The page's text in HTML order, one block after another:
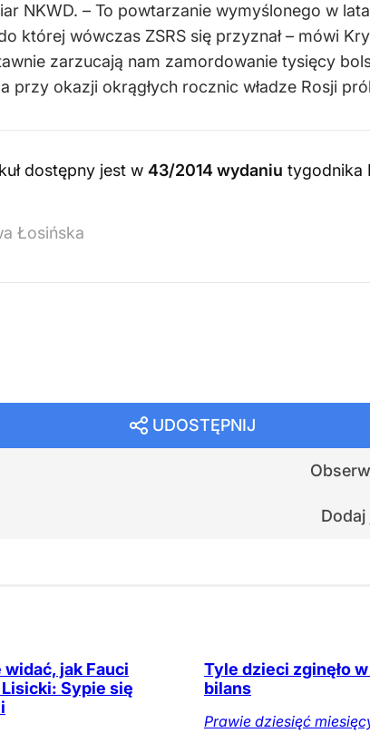
NKWD. – To powtarzanie wymyślonego w
której wówczas ZSRS się przyznał – mówi
zarzucają nam zamordowanie tysięcy
przy okazji okrągłych rocznic władze Rosji
dostępny jest w 43/2014 wydaniu tygodnika
Łosińska
UDOSTĘPNIJ
Dodaj
jak Fauci
Lisicki: Sypie się
Tyle dzieci zginęło
bilans
Prawie dziesięć